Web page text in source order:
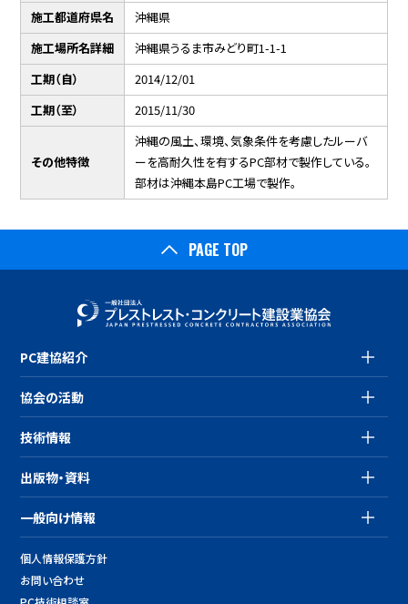
施工都道府県名
沖縄県
施工場所名詳細
沖縄県うるま市みどり町1-1-1
工期（自）
2014/12/01
工期（至）
2015/11/30
その他特徴
沖縄の風土、環境、気象条件を考慮したルーバ
ーを高耐久性を有するPC部材で製作している。
部材は沖縄本島PC工場で製作。
PAGE TOP
PC建協紹介
協会の活動
技術情報
出版物・資料
一般向け情報
個人情報保護方針
お問い合わせ